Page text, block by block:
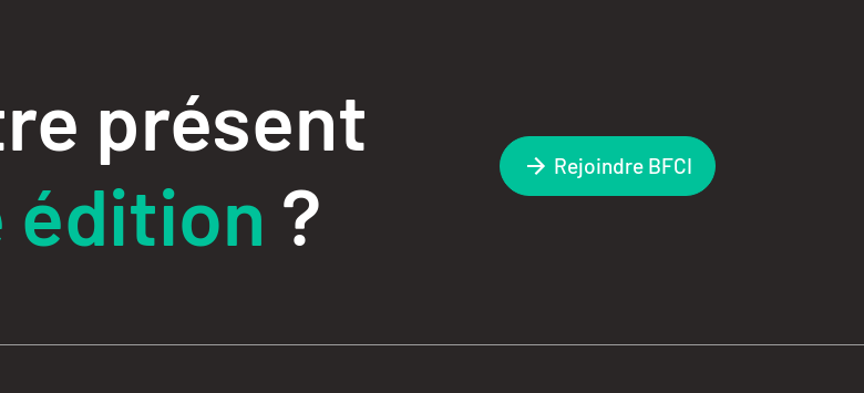
présent
édition ?
Rejoindre BFCI